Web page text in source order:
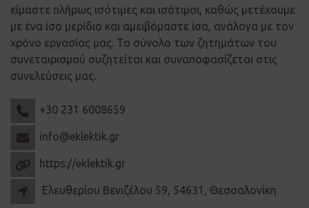
είμαστε πλήρως ισότιμες και ισότιμοι, καθώς μετέχουμε
με ένα ίσο μερίδιο και αμειβόμαστε ίσα, ανάλογα με τον
χρόνο εργασίας μας. Το σύνολο των ζητημάτων του
συνεταιρισμού συζητείται και συναποφασίζεται στις
συνελεύσεις μας.
+30 231 6008659
info@eklektik.gr
https://eklektik.gr
Ελευθερίου Βενιζέλου 59, 54631, Θεσσαλονίκη